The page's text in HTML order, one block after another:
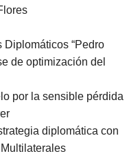
Diplomáticos “Pedro
de optimización del
por la sensible pérdida
diplomática con